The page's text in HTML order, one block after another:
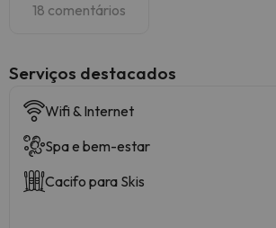
18 comentários
Serviços destacados
Wifi & Internet
Spa e bem-estar
Cacifo para Skis